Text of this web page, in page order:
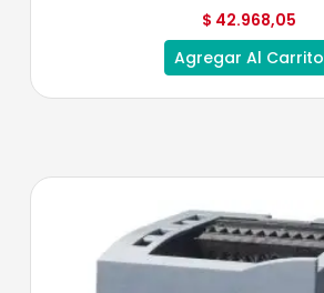
$ 42.968,05
Agregar Al Carrito